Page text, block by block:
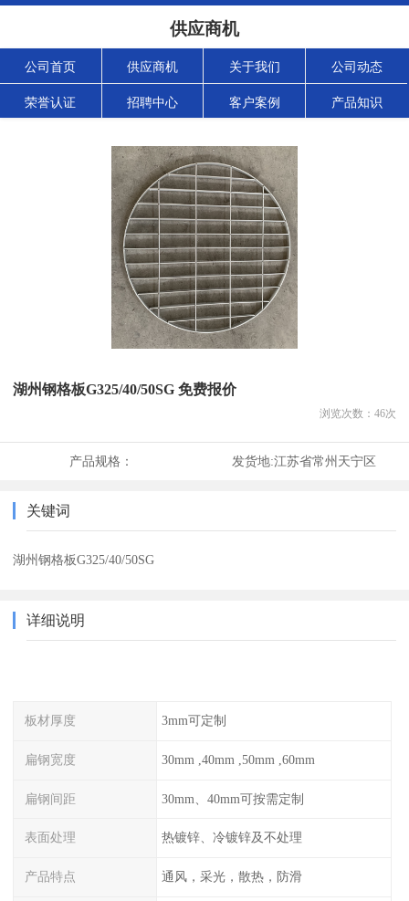
供应商机
公司首页 供应商机 关于我们 公司动态
荣誉认证 招聘中心 客户案例 产品知识
湖州钢格板G325/40/50SG 免费报价
浏览次数： 46次
产品规格： 发货地:江苏省常州天宁区
关键词
湖州钢格板G325/40/50SG
详细说明
板材厚度 3mm可定制
扁钢宽度 30mm ,40mm ,50mm ,60mm
扁钢间距 30mm、40mm可按需定制
表面处理 热镀锌、冷镀锌及不处理
产品特点 通风，采光，散热，防滑